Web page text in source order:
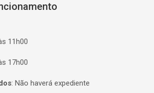
11h00
17h00
: Não haverá expediente